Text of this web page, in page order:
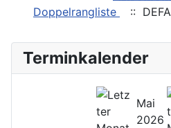
Doppelrangliste
::
Terminkalender
Mai
2026